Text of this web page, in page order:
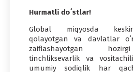
Hurmatli doʻstlar!
Global miqyosda
qolayotgan va davlatlar
zaiflashayotgan
tinchliksevarlik va
umumiy sodiqlik har